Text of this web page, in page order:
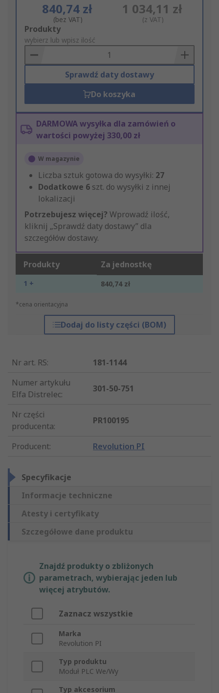
840,74 zł
(bez VAT)
1 034,11 zł
(z VAT)
Add
to
Basket
Produkty
wybierz lub wpisz ilość
Sprawdź daty dostawy
Do koszyka
DARMOWA wysyłka dla zamówień o
wartości powyżej 330,00 zł
W magazynie
Liczba sztuk gotowa do wysyłki: 27
Dodatkowe 6 szt. do wysyłki z innej
lokalizacji
Potrzebujesz więcej? Wprowadź ilość,
kliknij „Sprawdź daty dostawy” dla
szczegółów dostawy.
Produkty Za jednostkę
1 + 840,74 zł
*cena orientacyjna
Dodaj do listy części (BOM)
Nr art. RS:
181-1144
Numer artykułu
Elfa Distrelec:
301-50-751
Nr części
producenta:
PR100195
Producent: Revolution PI
Specyfikacje
Informacje techniczne
Atesty i certyfikaty
Szczegółowe dane produktu
Znajdź produkty o zbliżonych
parametrach, wybierając jeden lub
więcej atrybutów.
Zaznacz wszystkie
Marka
Revolution PI
Typ produktu
Moduł PLC We/Wy
Typ akcesorium